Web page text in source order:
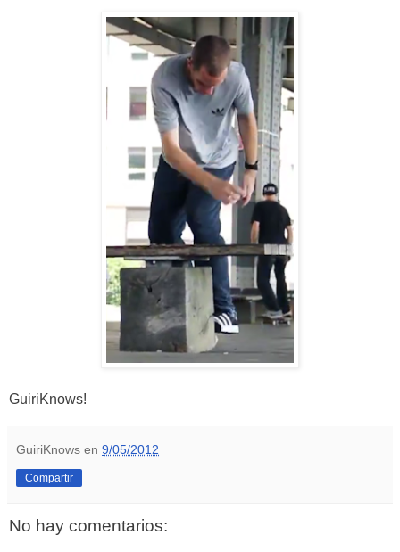
GuiriKnows!
GuiriKnows en 9/05/2012
Compartir
No hay comentarios: